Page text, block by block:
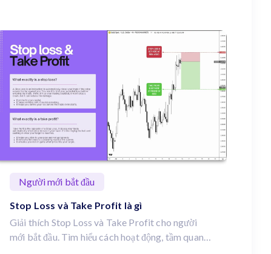
Người mới bắt đầu
Stop Loss và Take Profit là gì
Giải thích Stop Loss và Take Profit cho người
mới bắt đầu. Tìm hiểu cách hoạt động, tầm quan